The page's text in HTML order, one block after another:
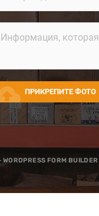
ПРИКРЕПИТЕ ФОТО
FORM BUILDER